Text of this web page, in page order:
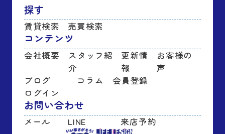
探す
賃貸検索 売買検索
コンテンツ
会社概要
スタッフ紹
介
更新情
報
お客様の
声
ブログ
コラム
会員登録
ログイン
お問い合わせ
メール LINE 来店予約